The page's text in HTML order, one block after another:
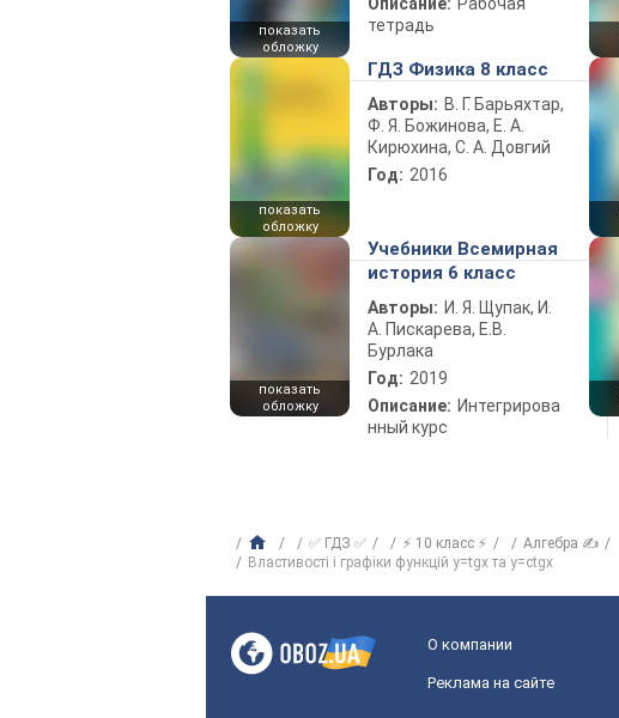
показать
обложку
тетрадь
показать
обложку
ГДЗ Физика 8 класс
Авторы: В. Г. Барьяхтар,
Ф. Я. Божинова, Е. А.
Кирюхина, С. А. Довгий
Год: 2016
показать
обложку
Учебники Всемирная
история 6 класс
Авторы: И. Я. Щупак, И.
А. Пискарева, Е.В.
Бурлака
Год: 2019
Описание: Интегрирова
нный курс
✅ ГДЗ ✅ ⚡ 10 класс ⚡ Алгебра ✍
Властивості і графіки функцій y=tgx та y=ctgx
О компании
Реклама на сайте